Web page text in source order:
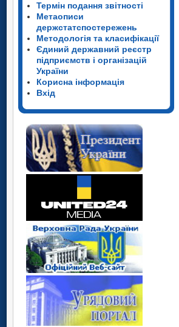
Термін подання звітності
Метаописи
держстатспостережень
Методологія та класифікації
Єдиний державний реєстр
підприємств і організацій
України
Корисна інформація
Вхід